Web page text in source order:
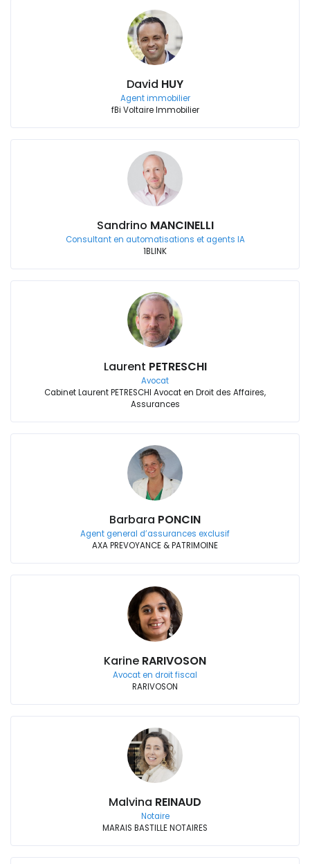
David HUY
Agent immobilier
fBi Voltaire Immobilier
Sandrino MANCINELLI
Consultant en automatisations et agents IA
1BLINK
Laurent PETRESCHI
Avocat
Cabinet Laurent PETRESCHI Avocat en Droit des Affaires,
Assurances
Barbara PONCIN
Agent general d’assurances exclusif
AXA PREVOYANCE & PATRIMOINE
Karine RARIVOSON
Avocat en droit fiscal
RARIVOSON
Malvina REINAUD
Notaire
MARAIS BASTILLE NOTAIRES